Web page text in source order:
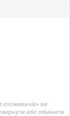
споживачів» ви
або обміняти